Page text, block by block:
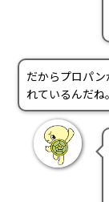
だからプロパ
れているんだね。